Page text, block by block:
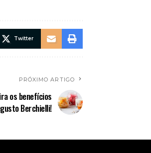
Twitter
PRÓXIMO ARTIGO
os benefícios
Berchielli!